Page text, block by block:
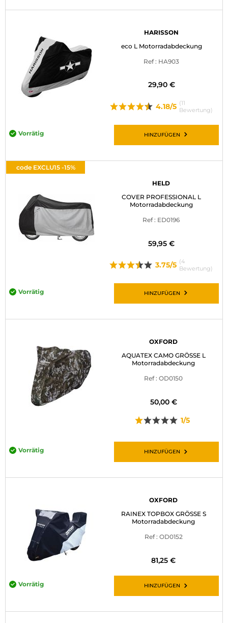
HARISSON
eco L Motorradabdeckung
Ref : HA903
29,90 €
4.18/5 (11
Bewertung)
Vorrätig HINZUFÜGEN
code EXCLU15 -15%
HELD
COVER PROFESSIONAL L
Motorradabdeckung
Ref : ED0196
59,95 €
3.75/5 (4
Bewertung)
Vorrätig HINZUFÜGEN
OXFORD
AQUATEX CAMO GRÖSSE L
Motorradabdeckung
Ref : OD0150
50,00 €
1/5
Vorrätig HINZUFÜGEN
OXFORD
RAINEX TOPBOX GRÖSSE S
Motorradabdeckung
Ref : OD0152
81,25 €
Vorrätig HINZUFÜGEN